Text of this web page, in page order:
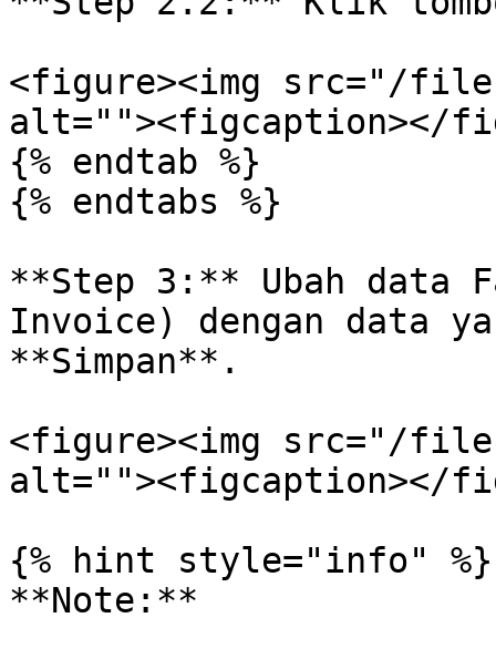
<figure><img src="/files/
alt=""><figcaption></
{% endtab %}
{% endtabs %}
**Step 3:** Ubah data
Invoice) dengan data
**Simpan**.
<figure><img src="/
alt=""><figcaption></
{% hint style="info" %}
**Note:**